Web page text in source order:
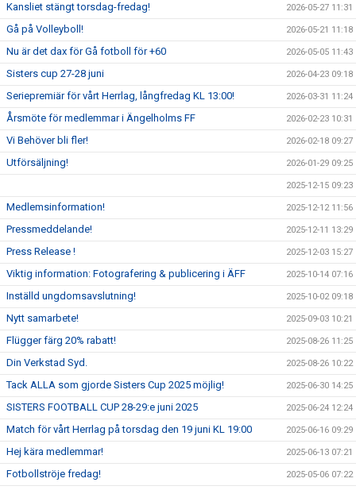
Kansliet stängt torsdag-fredag! 2026-05-27 11:31
Gå på Volleyboll! 2026-05-21 11:18
Nu är det dax för Gå fotboll för +60 2026-05-05 11:43
Sisters cup 27-28 juni 2026-04-23 09:18
Seriepremiär för vårt Herrlag, långfredag KL 13:00! 2026-03-31 11:24
Årsmöte för medlemmar i Ängelholms FF 2026-02-23 10:31
Vi Behöver bli fler! 2026-02-18 09:27
Utförsäljning! 2026-01-29 09:25
2025-12-15 09:23
Medlemsinformation! 2025-12-12 11:56
Pressmeddelande! 2025-12-11 13:29
Press Release ! 2025-12-03 15:27
Viktig information: Fotografering & publicering i ÄFF 2025-10-14 07:16
Inställd ungdomsavslutning! 2025-10-02 09:18
Nytt samarbete! 2025-09-03 10:21
Flügger färg 20% rabatt! 2025-08-26 11:25
Din Verkstad Syd. 2025-08-26 10:22
Tack ALLA som gjorde Sisters Cup 2025 möjlig! 2025-06-30 14:25
SISTERS FOOTBALL CUP 28-29:e juni 2025 2025-06-24 12:24
Match för vårt Herrlag på torsdag den 19 juni KL 19:00 2025-06-16 09:29
Hej kära medlemmar! 2025-06-13 07:21
Fotbollströje fredag! 2025-05-06 07:22